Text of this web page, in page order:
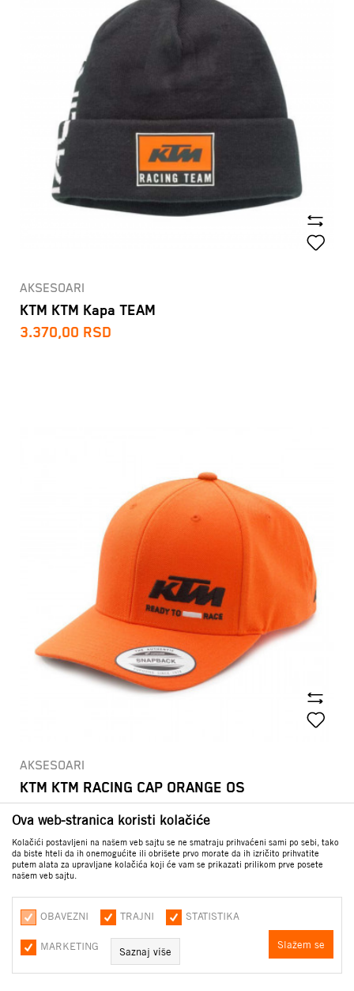
AKSESOARI
KTM KTM Kapa TEAM
3.370,00 RSD
AKSESOARI
KTM KTM RACING CAP ORANGE OS
Ova web-stranica koristi kolačiće
Kolačići postavljeni na našem veb sajtu se ne smatraju prihvaćeni sami po sebi, tako
da biste hteli da ih onemogućite ili obrišete prvo morate da ih izričito prihvatite
putem alata za upravljane kolačića koji će vam se prikazati prilikom prve posete
našem veb sajtu.
OBAVEZNI TRAJNI STATISTIKA
MARKETING Saznaj više
Slažem se